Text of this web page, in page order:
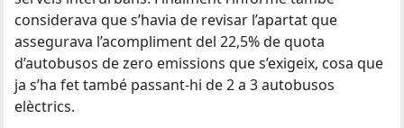
considerava que s’havia de revisar l’apartat que
assegurava l’acompliment del 22,5% de quota
d’autobusos de zero emissions que s’exigeix, cosa que
ja s’ha fet també passant-hi de 2 a 3 autobusos
elèctrics.